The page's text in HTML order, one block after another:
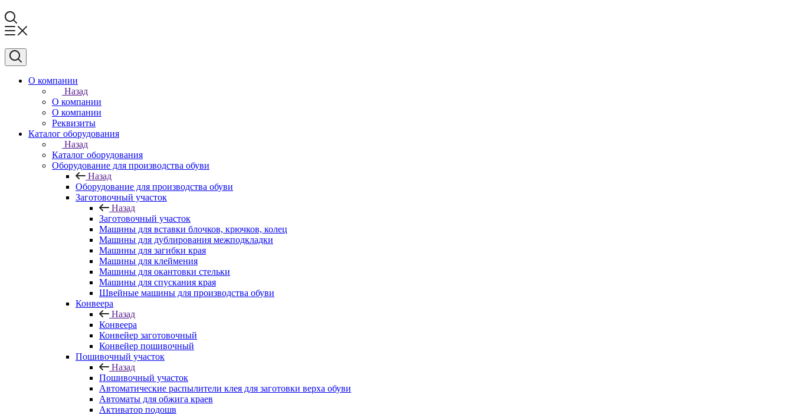
О компании
Назад
О компании
О компании
Реквизиты
Каталог оборудования
Назад
Каталог оборудования
Оборудование для производства обуви
Назад
Оборудование для производства обуви
Заготовочный участок
Назад
Заготовочный участок
Машины для вставки блочков, крючков, колец
Машины для дублирования межподкладки
Машины для загибки края
Машины для клеймения
Машины для окантовки стельки
Машины для спускания края
Швейные машины для производства обуви
Конвеера
Назад
Конвеера
Конвейер заготовочный
Конвейер пошивочный
Пошивочный участок
Назад
Пошивочный участок
Автоматические распылители клея для заготовки верха обуви
Автоматы для обжига краев
Активатор подошв